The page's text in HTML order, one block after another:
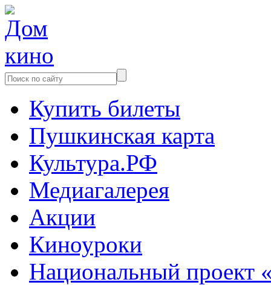
Купить билеты
Пушкинская карта
Культура.РФ
Медиагалерея
Акции
Киноуроки
Национальный проект